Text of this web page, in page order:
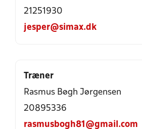
21251930
jesper@simax.dk
Træner
Rasmus Bøgh Jørgensen
20895336
rasmusbogh81@gmail.com